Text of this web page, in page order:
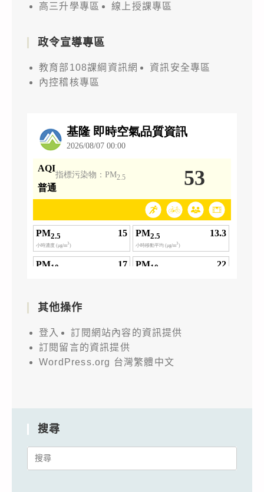
高三升學專區 線上授課專區
政令宣導專區
教育部108課綱資訊網
資訊安全專區
內控稽核專區
其他操作
登入
訂閱網站內容的資訊提供
訂閱留言的資訊提供
WordPress.org 台灣繁體中文
搜尋
Search